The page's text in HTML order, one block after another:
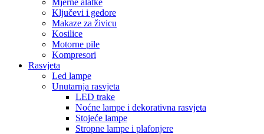
Mjerne alatke
Ključevi i gedore
Makaze za živicu
Kosilice
Motorne pile
Kompresori
Rasvjeta
Led lampe
Unutarnja rasvjeta
LED trake
Noćne lampe i dekorativna rasvjeta
Stojeće lampe
Stropne lampe i plafonjere